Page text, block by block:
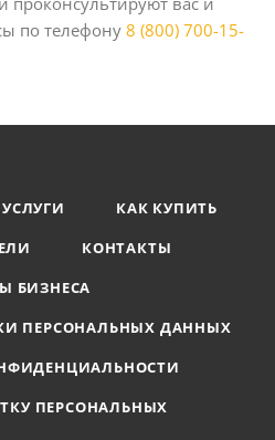
по телефону 8 (800) 700-15-
УСЛУГИ
КАК КУПИТЬ
КОНТАКТЫ
БИЗНЕСА
ПЕРСОНАЛЬНЫХ ДАННЫХ
ПЕРСОНАЛЬНЫХ